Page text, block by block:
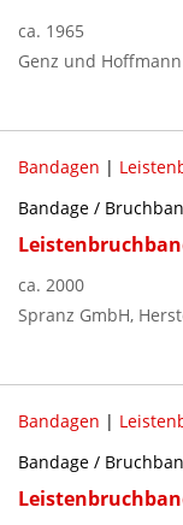
ca. 1965
Genz und
Bandagen |
Bandage /
ca. 2000
Spranz GmbH,
Bandagen |
Bandage /